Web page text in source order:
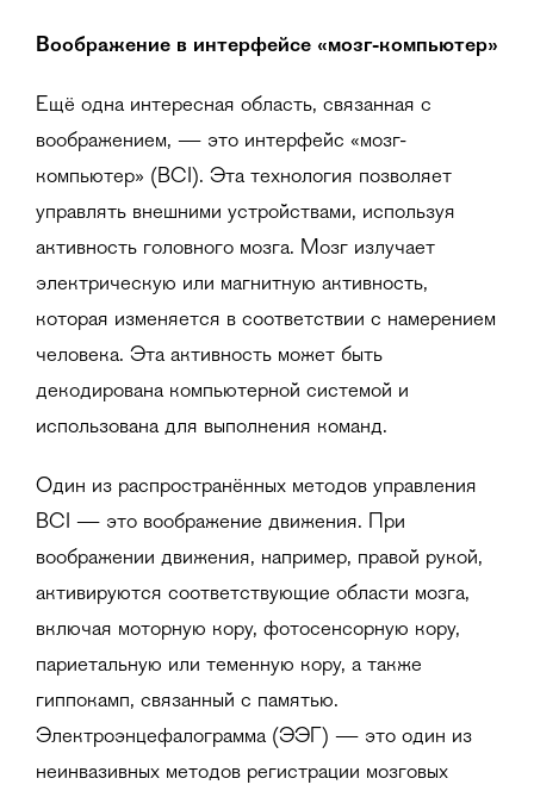
Воображение в интерфейсе «мозг-компьютер»
Ещё одна интересная область, связанная с
воображением, — это интерфейс «мозг-
компьютер» (BCI). Эта технология позволяет
управлять внешними устройствами, используя
активность головного мозга. Мозг излучает
электрическую или магнитную активность,
которая изменяется в соответствии с намерением
человека. Эта активность может быть
декодирована компьютерной системой и
использована для выполнения команд.
Один из распространённых методов управления
BCI — это воображение движения. При
воображении движения, например, правой рукой,
активируются соответствующие области мозга,
включая моторную кору, фотосенсорную кору,
париетальную или теменную кору, а также
гиппокамп, связанный с памятью.
Электроэнцефалограмма (ЭЭГ) — это один из
неинвазивных методов регистрации мозговых